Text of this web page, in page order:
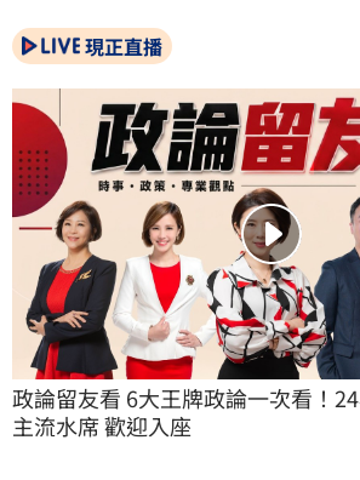
現正直播
政論留友看 6大王牌政論一次看！
主流水席 歡迎入座